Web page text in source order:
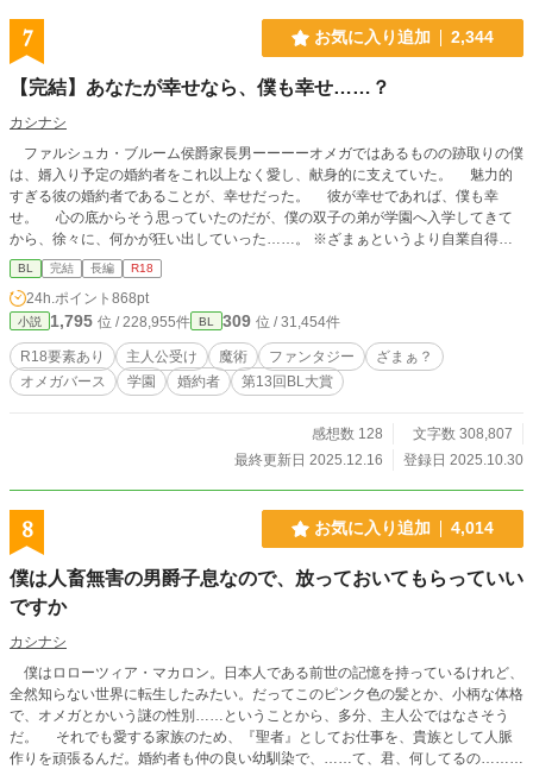
7 お気に入り追加 2,344
【完結】あなたが幸せなら、僕も幸せ……？
カシナシ
ファルシュカ・ブルーム侯爵家長男ーーーーオメガではあるものの跡取りの僕
は、婿入り予定の婚約者をこれ以上なく愛し、献身的に支えていた。 魅力的
すぎる彼の婚約者であることが、幸せだった。 彼が幸せであれば、僕も幸
せ。 心の底からそう思っていたのだが、僕の双子の弟が学園へ入学してきて
から、徐々に、何かが狂い出していった……。 ※ざまぁというより自業自得？
※主人公は美人受け ※オメガバースの設定をお借りしています。初めてのお方
でも大丈夫と思われます。ふんわりオメガバ。多分…… ※女性向けHOTランキ
ング5位、ありがとうございます！:+.ﾟ(*´□`*)ﾟ.+: ※また、第13回BL大賞の応援
もありがとうございました。9位&奨励賞頂きました！(●′ω`人′ω`●)
BL 完結 長編 R18
24h.ポイント 868pt
小説 1,795 位 / 228,955件 BL 309 位 / 31,454件
R18要素あり 主人公受け 魔術 ファンタジー
ざまぁ？
オメガバース
学園 婚約者 第13回BL大賞
感想数 128
文字数 308,807
最終更新日 2025.12.16
登録日 2025.10.30
8 お気に入り追加 4,014
僕は人畜無害の男爵子息なので、放っておいてもらっていい
ですか
カシナシ
僕はロローツィア・マカロン。日本人である前世の記憶を持っているけれど、
全然知らない世界に転生したみたい。だってこのピンク色の髪とか、小柄な体格
で、オメガとかいう謎の性別……ということから、多分、主人公ではなさそう
だ。 それでも愛する家族のため、『聖者』としてお仕事を、貴族として人脈
作りを頑張るんだ。婚約者も仲の良い幼馴染で、……て、君、何してるの……？